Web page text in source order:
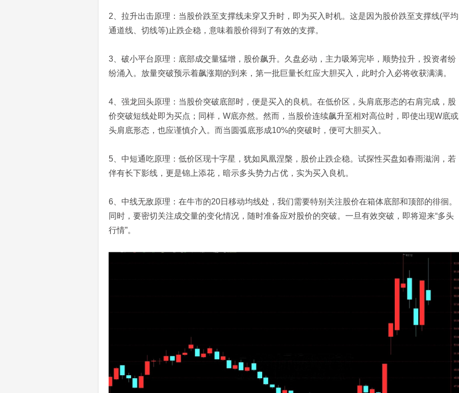
2、拉升出击原理：当股价跌至支撑线未穿又升时，即为买入时机。这是因为股价跌至支撑线(平均
通道线、切线等)止跌企稳，意味着股价得到了有效的支撑。
3、破小平台原理：底部成交量猛增，股价飙升。久盘必动，主力吸筹完毕，顺势拉升，投资者纷
纷涌入。放量突破预示着飙涨期的到来，第一批巨量长红应大胆买入，此时介入必将收获满满。
4、强龙回头原理：当股价突破底部时，便是买入的良机。在低价区，头肩底形态的右肩完成，股
价突破短线处即为买点；同样，W底亦然。然而，当股价连续飙升至相对高位时，即使出现W底或
头肩底形态，也应谨慎介入。而当圆弧底形成10%的突破时，便可大胆买入。
5、中短通吃原理：低价区现十字星，犹如凤凰涅槃，股价止跌企稳。试探性买盘如春雨滋润，若
伴有长下影线，更是锦上添花，暗示多头势力占优，实为买入良机。
6、中线无敌原理：在牛市的20日移动均线处，我们需要特别关注股价在箱体底部和顶部的徘徊。
同时，要密切关注成交量的变化情况，随时准备应对股价的突破。一旦有效突破，即将迎来“多头
行情”。